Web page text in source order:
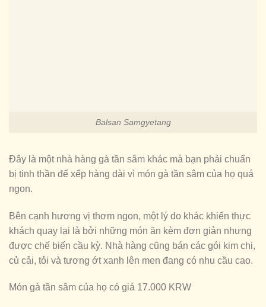
Balsan Samgyetang
Đây là một nhà hàng gà tần sâm khác mà bạn phải chuẩn
bị tinh thần để xếp hàng dài vì món gà tần sâm của họ quá
ngon.
Bên cạnh hương vị thơm ngon, một lý do khác khiến thực
khách quay lại là bởi những món ăn kèm đơn giản nhưng
được chế biến cầu kỳ. Nhà hàng cũng bán các gói kim chi,
củ cải, tỏi và tương ớt xanh lên men đang có nhu cầu cao.
Món gà tần sâm của họ có giá 17.000 KRW